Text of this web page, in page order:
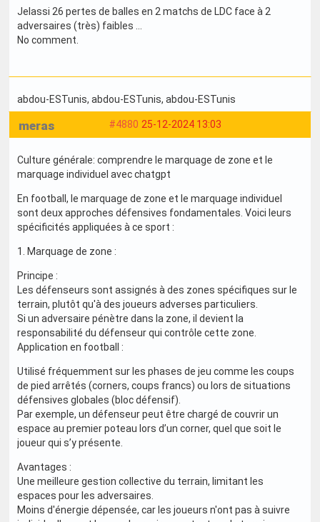
Jelassi 26 pertes de balles en 2 matchs de LDC face à 2
adversaires (très) faibles ...
No comment.
abdou-ESTunis, abdou-ESTunis, abdou-ESTunis
#4880 25-12-2024 13:03
meras
Culture générale: comprendre le marquage de zone et le
marquage individuel avec chatgpt
En football, le marquage de zone et le marquage individuel
sont deux approches défensives fondamentales. Voici leurs
spécificités appliquées à ce sport :
1. Marquage de zone :
Principe :
Les défenseurs sont assignés à des zones spécifiques sur le
terrain, plutôt qu'à des joueurs adverses particuliers.
Si un adversaire pénètre dans la zone, il devient la
responsabilité du défenseur qui contrôle cette zone.
Application en football :
Utilisé fréquemment sur les phases de jeu comme les coups
de pied arrêtés (corners, coups francs) ou lors de situations
défensives globales (bloc défensif).
Par exemple, un défenseur peut être chargé de couvrir un
espace au premier poteau lors d’un corner, quel que soit le
joueur qui s’y présente.
Avantages :
Une meilleure gestion collective du terrain, limitant les
espaces pour les adversaires.
Moins d'énergie dépensée, car les joueurs n'ont pas à suivre